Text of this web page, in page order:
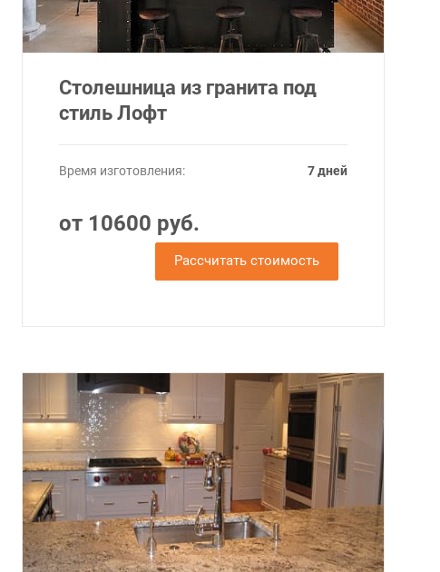
Столешница из гранита под
стиль Лофт
Время изготовления: 7 дней
от 10600 руб.
Рассчитать стоимость